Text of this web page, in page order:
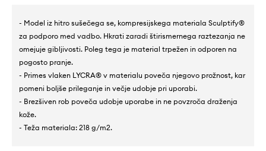
- Model iz hitro sušečega se, kompresijskega materiala Sculptify®
za podporo med vadbo. Hkrati zaradi štirismernega raztezanja ne
omejuje gibljivosti. Poleg tega je material trpežen in odporen na
pogosto pranje.
- Primes vlaken LYCRA® v materialu poveča njegovo prožnost, kar
pomeni boljše prileganje in večje udobje pri uporabi.
- Brezšiven rob poveča udobje uporabe in ne povzroča draženja
kože.
- Teža materiala: 218 g/m2.